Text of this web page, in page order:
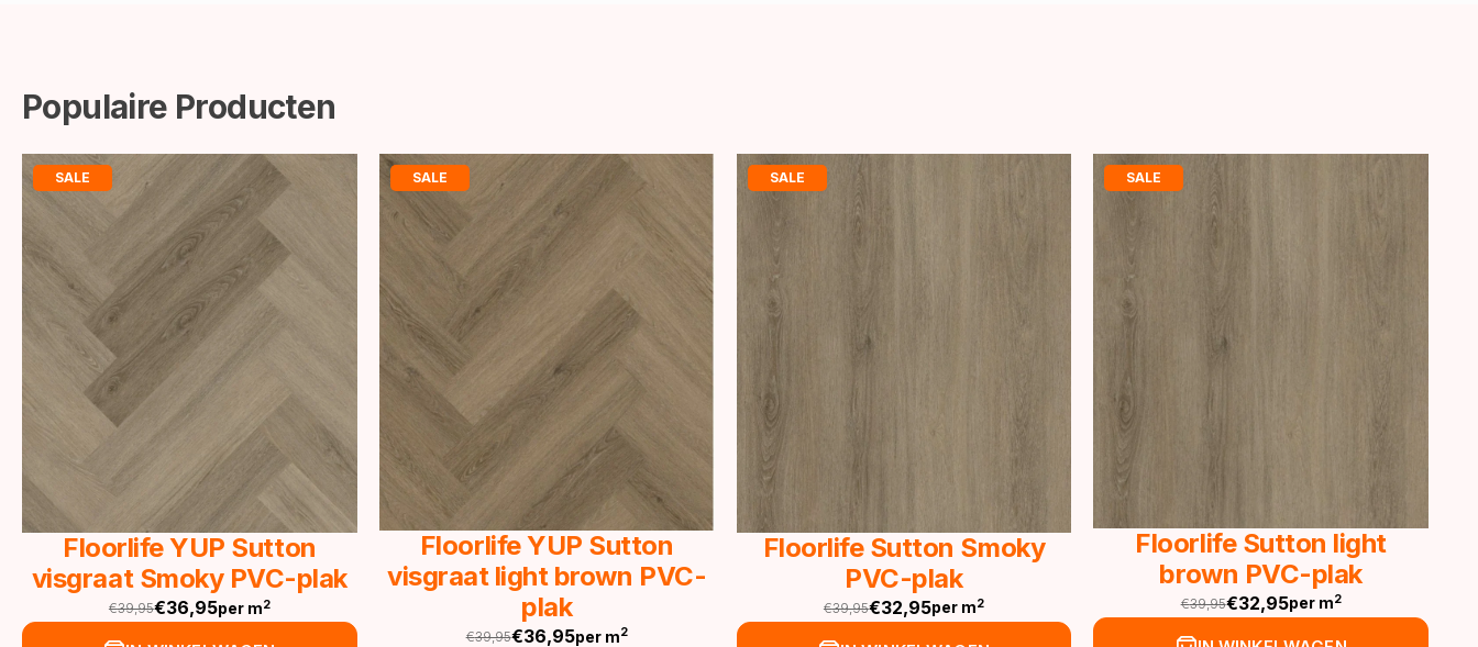
Populaire Producten
SALE
Floorlife YUP Sutton
visgraat Smoky PVC-plak
€39,95
Oorspronkelijke
€36,95
Huidige
per m2
SALE
Floorlife YUP Sutton
visgraat light brown PVC-
plak
€39,95€36,95per m2
SALE
Floorlife Sutton Smoky
PVC-plak
€39,95
Oorspronkelijke
€32,95
Huidige
per m2
SALE
Floorlife Sutton light
brown PVC-plak
€39,95
Oorspronkelijke
prijs
€32,95
Huidige
prijs
per m2